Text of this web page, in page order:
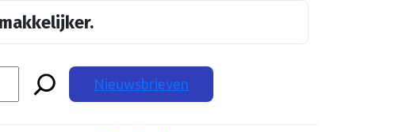
Nieuwsbrieven